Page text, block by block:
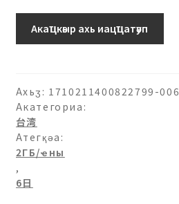
湾-2ГБ/
ашәагаа
Акаҵкәыр ахь иацҵатәуп
Ахьӡ: 1710211400822799-006
Акатегориа:
台湾
Атегқәа:
2ГБ/ҽны
,
6日